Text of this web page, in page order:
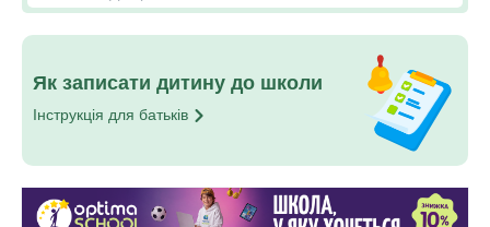
Як записати дитину до школи
Інструкція для батьків